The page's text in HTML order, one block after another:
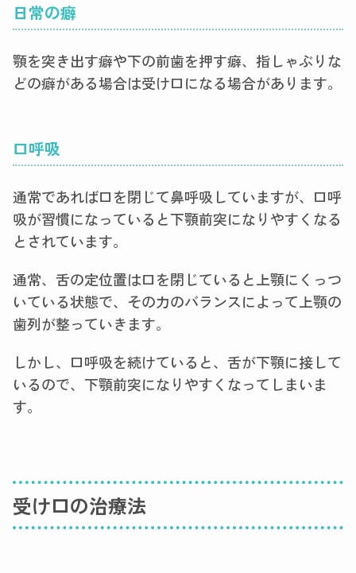
日常の癖
顎を突き出す癖や下の前歯を押す癖、指しゃぶりな
どの癖がある場合は受け口になる場合があります。
口呼吸
通常であれば口を閉じて鼻呼吸していますが、口呼
吸が習慣になっていると下顎前突になりやすくなる
とされています。
通常、舌の定位置は口を閉じていると上顎にくっつ
いている状態で、その力のバランスによって上顎の
歯列が整っていきます。
しかし、口呼吸を続けていると、舌が下顎に接して
いるので、下顎前突になりやすくなってしまいま
す。
受け口の治療法